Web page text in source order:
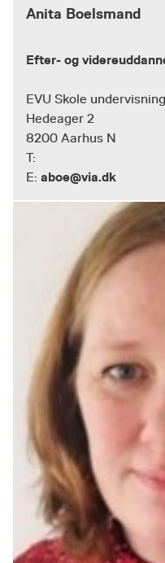
Anita Boelsmand
Efter- og
EVU Skole
Hedeager 2
8200 Aarhus N
T:
E: aboe@via.dk